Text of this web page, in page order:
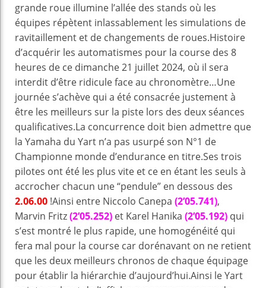
grande roue illumine l’allée des stands où les
équipes répètent inlassablement les simulations de
ravitaillement et de changements de roues.Histoire
d’acquérir les automatismes pour la course des 8
heures de ce dimanche 21 juillet 2024, où il sera
interdit d’être ridicule face au chronomètre…Une
journée s’achève qui a été consacrée justement à
être les meilleurs sur la piste lors des deux séances
qualificatives.La concurrence doit bien admettre que
la Yamaha du Yart n’a pas usurpé son N°1 de
Championne monde d’endurance en titre.Ses trois
pilotes ont été les plus vite et ce en étant les seuls à
accrocher chacun une “pendule” en dessous des
2.06.00 !Ainsi entre Niccolo Canepa (2’05.741),
Marvin Fritz(2’05.252) et Karel Hanika (2’05.192) qui
s’est montré le plus rapide, une homogénéité qui
fera mal pour la course car dorénavant on ne retient
que les deux meilleurs chronos de chaque équipage
pour établir la hiérarchie d’aujourd’hui.Ainsi le Yart